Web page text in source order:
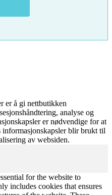
er å gi nettbutikken
analyse og
er nødvendige for at
informasjonskapsler blir brukt til
av websiden.
for the website to
includes cookies that ensures